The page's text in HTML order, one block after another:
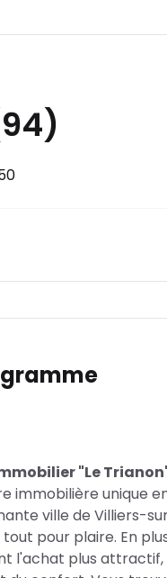
"Le
immobilière unique
ville de Villiers-
pour plaire. En
l'achat plus